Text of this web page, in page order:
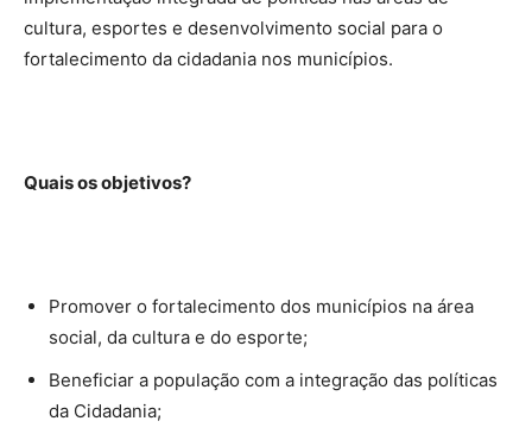
cultura, esportes e desenvolvimento social para o
fortalecimento da cidadania nos municípios.
Quais os objetivos?
Promover o fortalecimento dos municípios na área
social, da cultura e do esporte;
Beneficiar a população com a integração das políticas
da Cidadania;